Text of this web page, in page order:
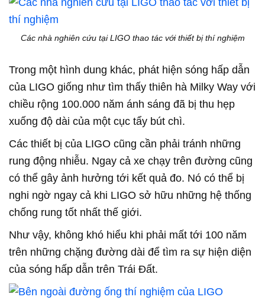
Các nhà nghiên cứu tại LIGO thao tác với thiết bị thí nghiệm
Trong một hình dung khác, phát hiện sóng hấp dẫn
của LIGO giống như tìm thấy thiên hà Milky Way với
chiều rộng 100.000 năm ánh sáng đã bị thu hẹp
xuống độ dài của một cục tẩy bút chì.
Các thiết bị của LIGO cũng cần phải tránh những
rung động nhiễu. Ngay cả xe chạy trên đường cũng
có thể gây ảnh hưởng tới kết quả đo. Nó có thể bị
nghi ngờ ngay cả khi LIGO sở hữu những hệ thống
chống rung tốt nhất thế giới.
Như vậy, không khó hiểu khi phải mất tới 100 năm
trên những chặng đường dài để tìm ra sự hiện diện
của sóng hấp dẫn trên Trái Đất.